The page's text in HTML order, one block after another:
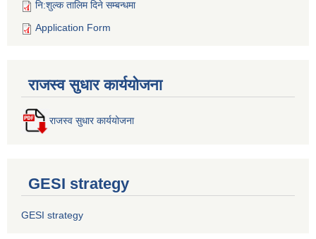
नि:शुल्क तालिम दिने सम्बन्धमा
Application Form
राजस्व सुधार कार्ययोजना
राजस्व सुधार कार्ययोजना
GESI strategy
GESI strategy